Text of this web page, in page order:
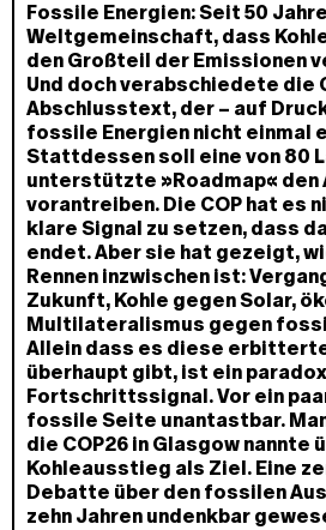
Fossile Energien:Seit 50
Weltgemeinschaft, dass
den Großteil der Emissionen
Und doch verabschiedete die
Abschlusstext, der – auf
fossile Energien nicht einmal
Stattdessen soll eine von 80
unterstützte »Roadmap« den
vorantreiben. Die COP hat es
klare Signal zu setzen, dass
endet. Aber sie hat gezeigt,
Rennen inzwischen ist:
Zukunft, Kohle gegen Solar,
Multilateralismus gegen
Allein dass es diese
überhaupt gibt, ist ein
Fortschrittssignal. Vor ein
fossile Seite unantastbar.
die COP26 in Glasgow nannte
Kohleausstieg als Ziel. Eine
Debatte über den fossilen
zehn Jahren undenkbar